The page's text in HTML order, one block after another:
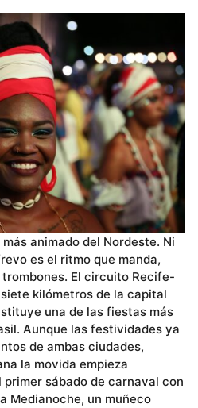
animado del Nordeste. Ni
es el ritmo que manda,
El circuito Recife-
kilómetros de la capital
una de las fiestas más
Aunque las festividades ya
de ambas ciudades,
la movida empieza
sábado de carnaval con
Medianoche, un muñeco